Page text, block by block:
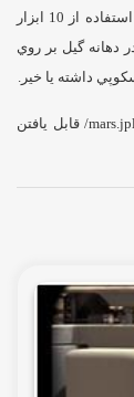
در طول دو سال نخست ماموريت، محقق ها در حال استفاده از 10 ابزار
دهانه گيل بر روي
داشته يا خير.
اطلاعات بيشتر در مورد كنجكاوي در آدرس mars.jpl.nasa.gov/msl/ قابل يافتن